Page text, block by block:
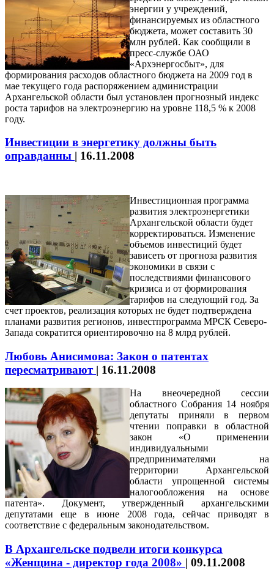
энергии у учреждений,
финансируемых из областного
бюджета, может составить 30
млн рублей. Как сообщили в
пресс-службе ОАО
«Архэнергосбыт», для
формирования расходов областного бюджета на 2009 год в
мае текущего года распоряжением администрации
Архангельской области был установлен прогнозный индекс
роста тарифов на электроэнергию на уровне 118,5 % к 2008
году.
Инвестиции в энергетику должны быть
оправданны | 16.11.2008
Инвестиционная программа
развития электроэнергетики
Архангельской области будет
корректироваться. Изменение
объемов инвестиций будет
зависеть от прогноза развития
экономики в связи с
последствиями финансового
кризиса и от формирования
тарифов на следующий год. За
счет проектов, реализация которых не будет подтверждена
планами развития регионов, инвестпрограмма МРСК Северо-
Запада сократится ориентировочно на 8 млрд рублей.
Любовь Анисимова: Закон о патентах
пересматривают | 16.11.2008
На внеочередной сессии
областного Собрания 14 ноября
депутаты приняли в первом
чтении поправки в областной
закон «О применении
индивидуальными
предпринимателями на
территории Архангельской
области упрощенной системы
налогообложения на основе
патента». Документ, утвержденный архангельскими
депутатами еще в июне 2008 года, сейчас приводят в
соответствие с федеральным законодательством.
В Архангельске подвели итоги конкурса
«Женщина - директор года 2008» | 09.11.2008